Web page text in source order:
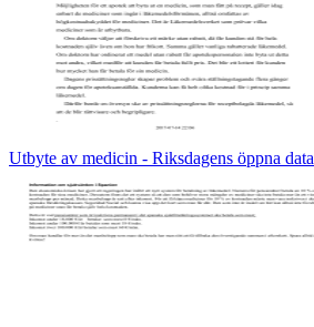
Utbyte av medicin - Riksdagens öppna data